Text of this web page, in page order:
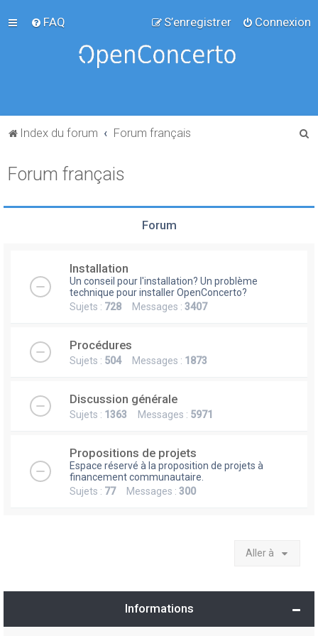
FAQ Connexion
S’enregistrer
Index du forum Forum français
e
Forum français
Forum
Installation
Un conseil pour l'installation? Un problème
technique pour installer OpenConcerto?
Sujets : 728 Messages : 3407
Procédures
Sujets : 504Messages : 1873
Discussion générale
Sujets : 1363 Messages : 5971
Propositions de projets
Espace réservé à la proposition de projets à
financement communautaire.
Sujets : 77Messages : 300
Aller à
Informations